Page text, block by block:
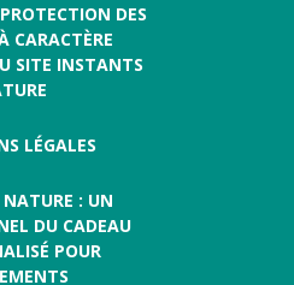
DES
CARACTÈRE
SITE INSTANTS
LÉGALES
: UN
DU CADEAU
POUR